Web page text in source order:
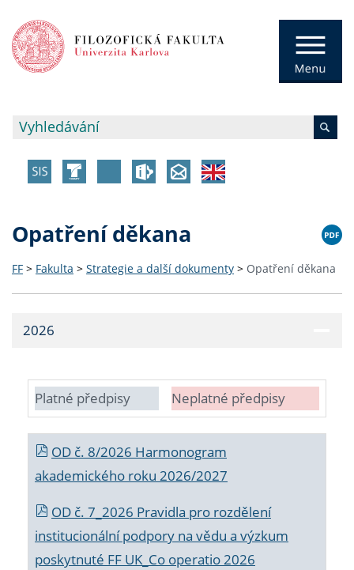
Opatření děkana
FF > Fakulta > Strategie a další dokumenty > Opatření děkana
2026
Platné předpisy Neplatné předpisy
OD č. 8/2026 Harmonogram
akademického roku 2026/2027
OD č. 7_2026 Pravidla pro rozdělení
institucionální podpory na vědu a výzkum
poskytnuté FF UK_Co operatio 2026